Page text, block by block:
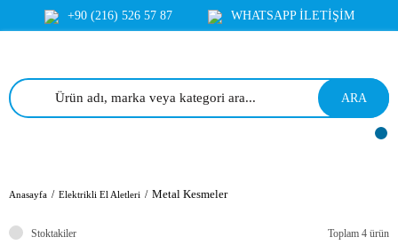
+90 (216) 526 57 87 WHATSAPP İLETİŞİM
ARA
Anasayfa Elektrikli El Aletleri Metal Kesmeler
Stoktakiler Toplam 4 ürün